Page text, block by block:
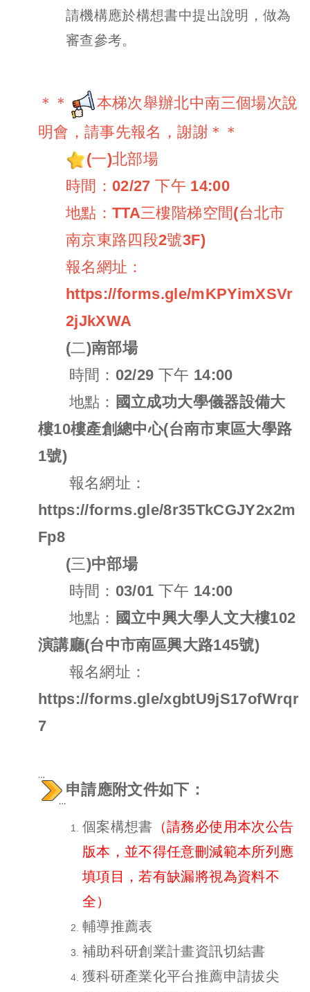
請機構應於構想書中提出說明，做為
審查參考。
＊＊
本梯次舉辦北中南三個場次說
明會，請事先報名，謝謝＊＊
(一)北部場
時間：02/27 下午 14:00
地點：TTA三樓階梯空間(台北市
南京東路四段2號3F)
報名網址：
https://forms.gle/mKPYimXSVr
2jJkXWA
(二)南部場
時間：02/29 下午 14:00
地點： 國立成功大學儀器設備大
樓10樓產創總中心(台南市東區大學路
1號)
報名網址：
https://forms.gle/8r35TkCGJY2x2m
Fp8
(三)中部場
時間：03/01 下午 14:00
地點： 國立中興大學人文大樓102
演講廳(台中市南區興大路145號)
報名網址：
https://forms.gle/xgbtU9jS17ofWrqr
7
申請應附文件如下：
個案構想書 （請務必使用本次公告
版本，並不得任意刪減範本所列應
填項目，若有缺漏將視為資料不
全）
輔導推薦表
補助科研創業計畫資訊切結書
獲科研產業化平台推薦申請拔尖